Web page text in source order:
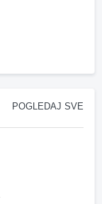
POGLEDAJ SVE